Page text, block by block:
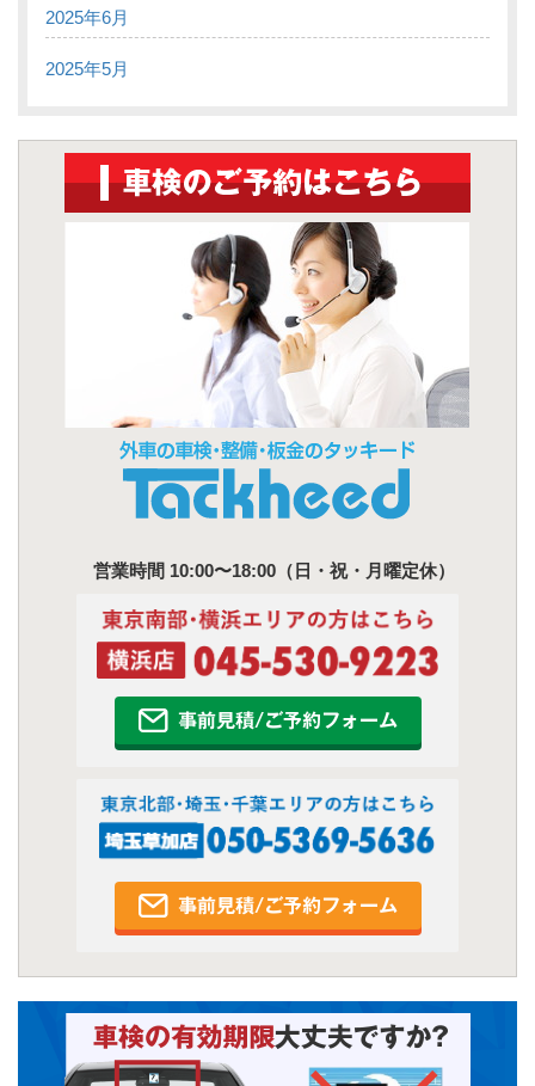
2025年6月
2025年5月
営業時間 10:00〜18:00（日・祝・月曜定休）